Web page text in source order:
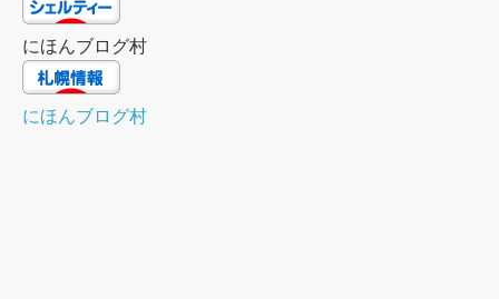
にほんブログ村
にほんブログ村